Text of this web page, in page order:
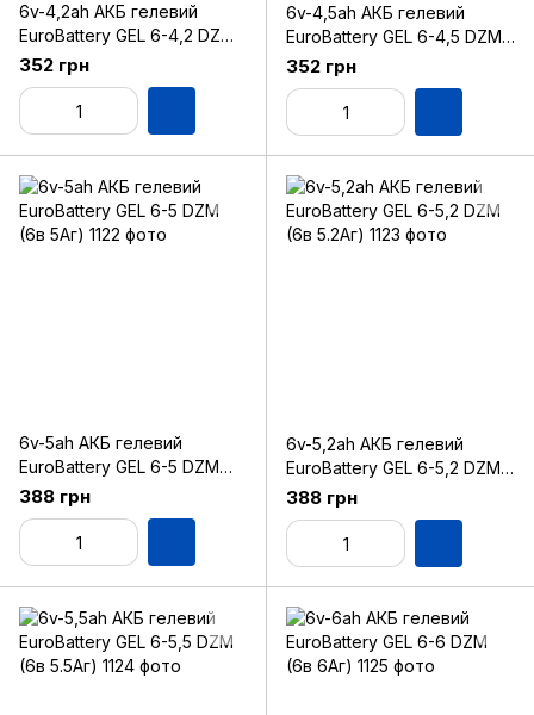
6v-4,2ah АКБ гелевий
EuroBattery GEL 6-4,2 DZM
(6в 4.2Аг)
352 грн
6v-4,5ah АКБ гелевий
EuroBattery GEL 6-4,5 DZM
(6в 4.5Аг)
352 грн
6v-5ah АКБ гелевий
EuroBattery GEL 6-5 DZM
(6в 5Аг)
388 грн
6v-5,2ah АКБ гелевий
EuroBattery GEL 6-5,2 DZM
(6в 5.2Аг)
388 грн